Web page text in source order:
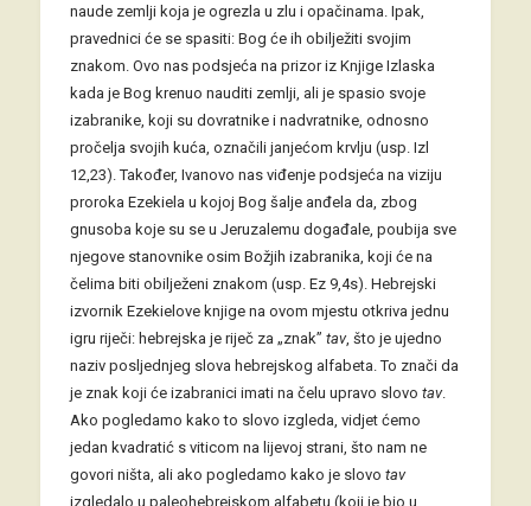
naude zemlji koja je ogrezla u zlu i opačinama. Ipak,
pravednici će se spasiti: Bog će ih obilježiti svojim
znakom. Ovo nas podsjeća na prizor iz Knjige Izlaska
kada je Bog krenuo nauditi zemlji, ali je spasio svoje
izabranike, koji su dovratnike i nadvratnike, odnosno
pročelja svojih kuća, označili janjećom krvlju (usp. Izl
12,23). Također, Ivanovo nas viđenje podsjeća na viziju
proroka Ezekiela u kojoj Bog šalje anđela da, zbog
gnusoba koje su se u Jeruzalemu događale, poubija sve
njegove stanovnike osim Božjih izabranika, koji će na
čelima biti obilježeni znakom (usp. Ez 9,4s). Hebrejski
izvornik Ezekielove knjige na ovom mjestu otkriva jednu
igru riječi: hebrejska je riječ za „znak” tav, što je ujedno
naziv posljednjeg slova hebrejskog alfabeta. To znači da
je znak koji će izabranici imati na čelu upravo slovo tav.
Ako pogledamo kako to slovo izgleda, vidjet ćemo
jedan kvadratić s viticom na lijevoj strani, što nam ne
govori ništa, ali ako pogledamo kako je slovo tav
izgledalo u paleohebrejskom alfabetu (koji je bio u